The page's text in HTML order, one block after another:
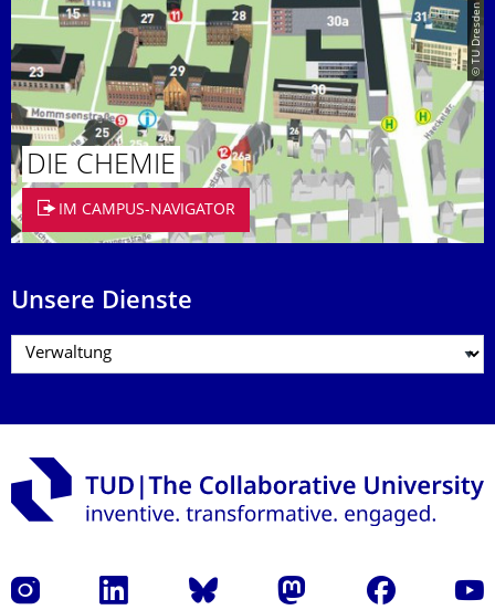
© TU Dresden
DIE CHEMIE
IM CAMPUS-NAVIGATOR
Unsere Dienste
Instagram LinkedIn Bluesky Mastodon Facebook